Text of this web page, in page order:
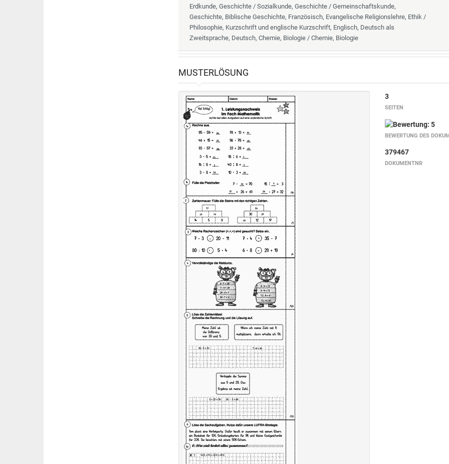
Erdkunde, Geschichte / Sozialkunde, Geschichte / Gemeinschaftskunde,
Geschichte, Biblische Geschichte, Französisch, Evangelische Religionslehre, Ethik /
Philosophie, Kurzschrift und englische Kurzschrift, Englisch, Deutsch als
Zweitsprache, Deutsch, Chemie, Biologie / Chemie, Biologie
MUSTERLÖSUNG
3
SEITEN
BEWERTUNG DES
379467
DOKUMENTNR